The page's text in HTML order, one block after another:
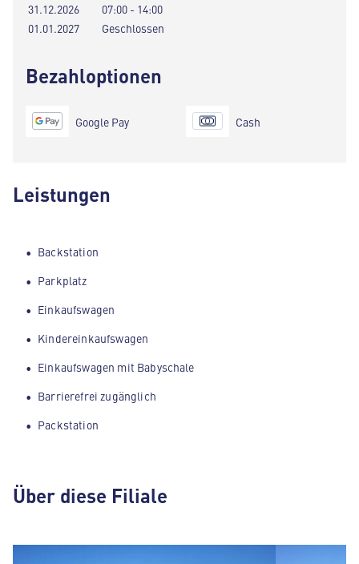
31.12.2026
07:00 - 14:00
01.01.2027
Geschlossen
Bezahloptionen
Google Pay Cash
Leistungen
Backstation
Parkplatz
Einkaufswagen
Kindereinkaufswagen
Einkaufswagen mit Babyschale
Barrierefrei zugänglich
Packstation
Über diese Filiale